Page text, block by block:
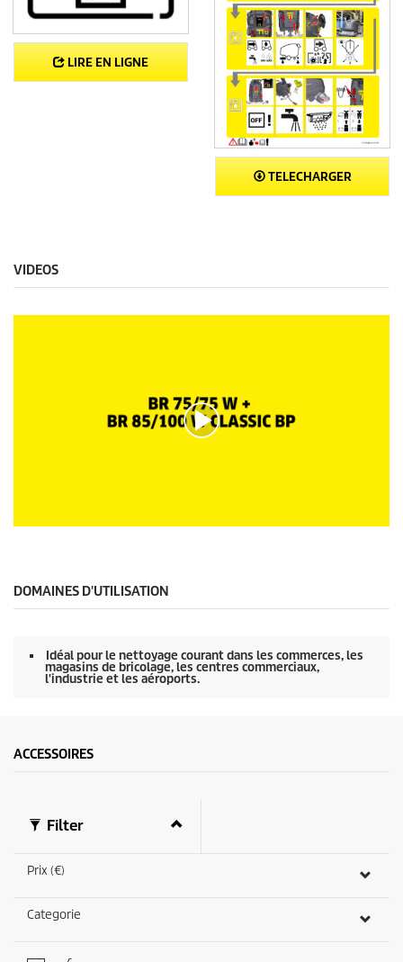
LIRE EN LIGNE
TELECHARGER
VIDEOS
o
c
o
DOMAINES D'UTILISATION
Idéal pour le nettoyage courant dans les commerces, les
magasins de bricolage, les centres commerciaux,
l'industrie et les aéroports.
ACCESSOIRES
Filter
Prix (€)
Categorie